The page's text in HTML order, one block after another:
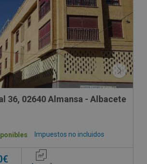
36, 02640 Almansa - Albacete
Impuestos no incluidos